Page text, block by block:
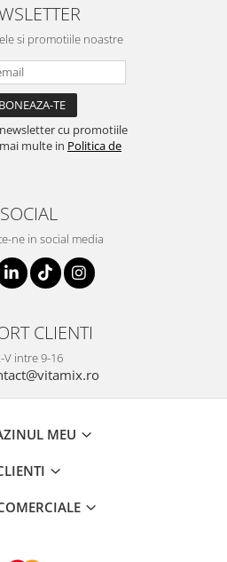
si promotiile noastre
cu promotiile
multe in Politica de
SOCIAL
ne in social media
CLIENTI
V intre 9-16
MEU